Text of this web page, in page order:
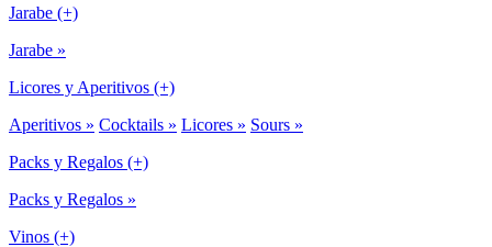
Jarabe (+)
Jarabe »
Licores y Aperitivos (+)
Aperitivos » Cocktails » Licores » Sours »
Packs y Regalos (+)
Packs y Regalos »
Vinos (+)